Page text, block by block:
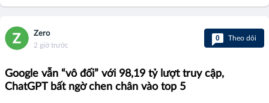
Zero
2 giờ trước
0 Theo dõi
Google vẫn “vô đối” với 98,19 tỷ lượt truy cập,
ChatGPT bất ngờ chen chân vào top 5